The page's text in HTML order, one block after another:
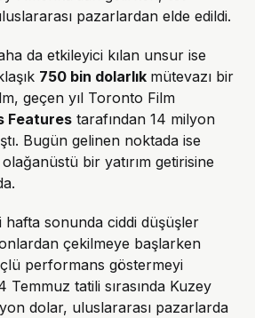
pazarlardan elde edildi.
da etkileyici kılan unsur ise
750 bin dolarlık mütevazı bir
geçen yıl Toronto Film
Features tarafından 14 milyon
Bugün gelinen noktada ise
bir yatırım getirisine
hafta sonunda ciddi düşüşler
çekilmeye başlarken
performans göstermeyi
tatili sırasında Kuzey
dolar, uluslararası pazarlarda